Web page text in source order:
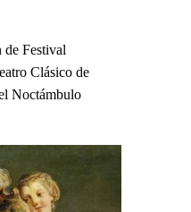
Festival
Clásico de
Noctámbulo